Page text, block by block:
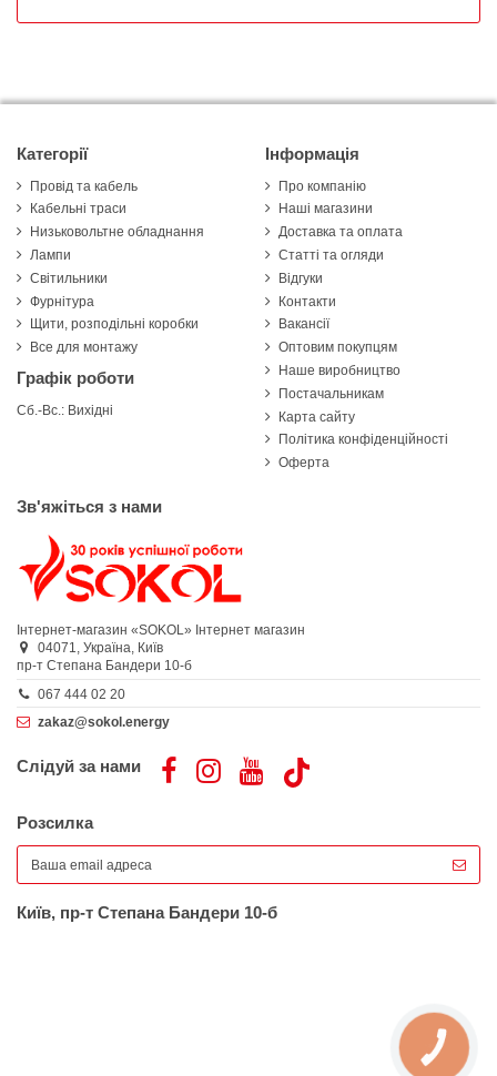
Категорії
Провід та кабель
Кабельні траси
Низьковольтне обладнання
Лампи
Світильники
Фурнітура
Щити, розподільні коробки
Все для монтажу
Графік роботи
Сб.-Вс.: Вихідні
Інформація
Про компанію
Наші магазини
Доставка та оплата
Статті та огляди
Відгуки
Контакти
Вакансії
Оптовим покупцям
Наше виробництво
Постачальникам
Карта сайту
Політика конфіденційності
Оферта
Зв'яжіться з нами
Інтернет-магазин «SOKOL» Інтернет магазин
04071, Україна, Київ
пр-т Степана Бандери 10-б
067 444 02 20
zakaz@sokol.energy
Слідуй за нами
Розсилка
Київ, пр-т Степана Бандери 10-б
КНОПКА
ЗВ'ЯЗКУ